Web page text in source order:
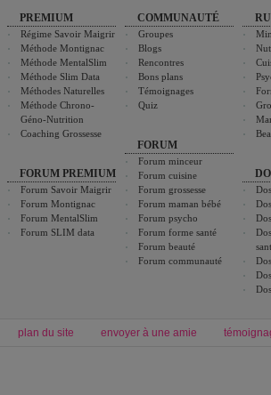
PREMIUM
Régime Savoir Maigrir
Méthode Montignac
Méthode MentalSlim
Méthode Slim Data
Méthodes Naturelles
Méthode Chrono-
Géno-Nutrition
Coaching Grossesse
FORUM PREMIUM
Forum Savoir Maigrir
Forum Montignac
Forum MentalSlim
Forum SLIM data
COMMUNAUTÉ
Groupes
Blogs
Rencontres
Bons plans
Témoignages
Quiz
FORUM
Forum minceur
Forum cuisine
Forum grossesse
Forum maman bébé
Forum psycho
Forum forme santé
Forum beauté
Forum communauté
plan du site envoyer à une amie